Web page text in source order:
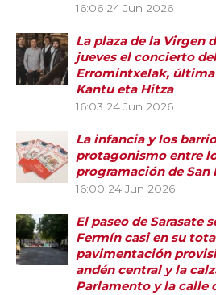
16:06 24 Jun 2026
La plaza de la Virgen
jueves el concierto
Erromintxelak,
Kantu eta Hitza
16:03 24 Jun 2026
La infancia y los
protagonismo entre
programación de San
16:00 24 Jun 2026
El paseo de Sarasate
Fermín casi en su
pavimentación
andén central y la
Parlamento y la calle